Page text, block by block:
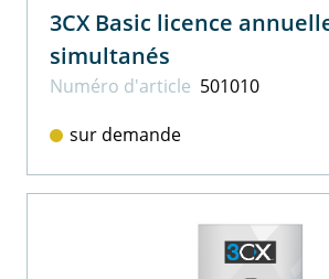
3CX Basic licence
simultanés
Numéro d'article 501010
sur demande